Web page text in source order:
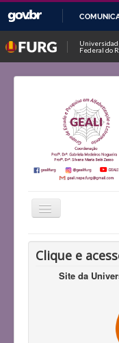
Federal do
Alternar
Início
Histórico
Clique e
Site da